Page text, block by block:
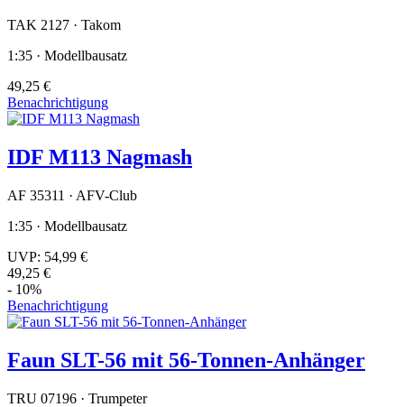
TAK 2127 · Takom
1:35 · Modellbausatz
49,25 €
Benachrichtigung
IDF M113 Nagmash
AF 35311 · AFV-Club
1:35 · Modellbausatz
UVP: 54,99 €
49,25 €
- 10%
Benachrichtigung
Faun SLT-56 mit 56-Tonnen-Anhänger
TRU 07196 · Trumpeter